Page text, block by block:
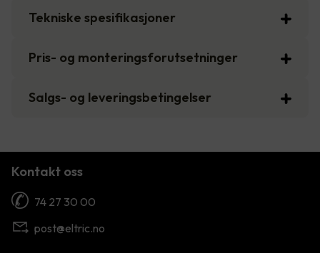
Tekniske spesifikasjoner
Pris- og monteringsforutsetninger
Salgs- og leveringsbetingelser
Kontakt oss
74 27 30 00
post@eltric.no